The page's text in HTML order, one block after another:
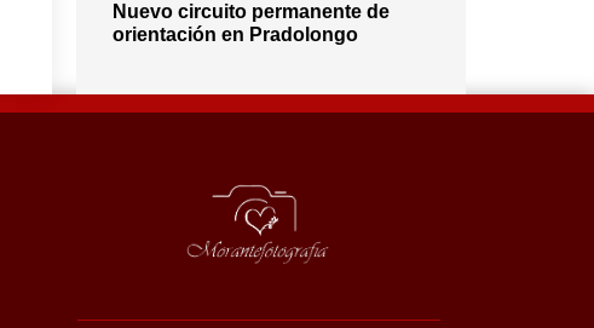
Nuevo circuito permanente de
orientación en Pradolongo